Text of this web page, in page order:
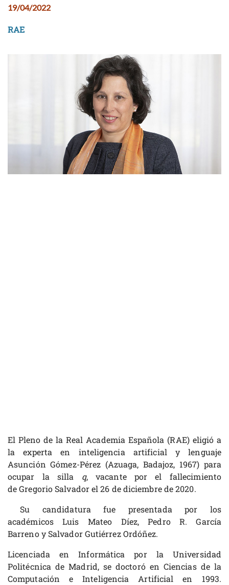
19/04/2022
RAE
El Pleno de la Real Academia Española (RAE) eligió a
la experta en inteligencia artificial y lenguaje
Asunción Gómez-Pérez (Azuaga, Badajoz, 1967) para
ocupar la silla q, vacante por el fallecimiento
de Gregorio Salvador el 26 de diciembre de 2020.
Su candidatura fue presentada por los
académicos Luis Mateo Díez, Pedro R. García
Barreno y Salvador Gutiérrez Ordóñez.
Licenciada en Informática por la Universidad
Politécnica de Madrid, se doctoró en Ciencias de la
Computación e Inteligencia Artificial en 1993.